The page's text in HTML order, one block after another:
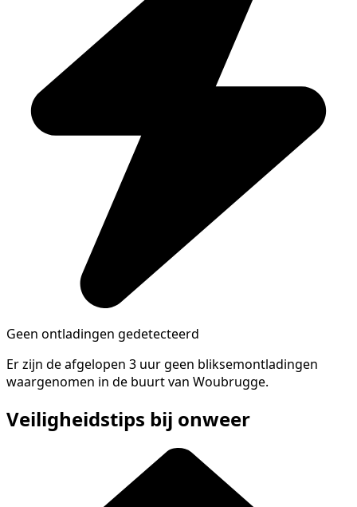
Geen ontladingen gedetecteerd
Er zijn de afgelopen 3 uur geen bliksemontladingen
waargenomen in de buurt van Woubrugge.
Veiligheidstips bij onweer